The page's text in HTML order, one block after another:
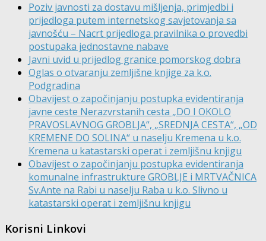
Poziv javnosti za dostavu mišljenja, primjedbi i
prijedloga putem internetskog savjetovanja sa
javnošću – Nacrt prijedloga pravilnika o provedbi
postupaka jednostavne nabave
Javni uvid u prijedlog granice pomorskog dobra
Oglas o otvaranju zemljišne knjige za k.o.
Podgradina
Obavijest o započinjanju postupka evidentiranja
javne ceste Nerazvrstanih cesta „DO I OKOLO
PRAVOSLAVNOG GROBLJA“, „SREDNJA CESTA“, „OD
KREMENE DO SOLINA“ u naselju Kremena u k.o.
Kremena u katastarski operat i zemljišnu knjigu
Obavijest o započinjanju postupka evidentiranja
komunalne infrastrukture GROBLJE i MRTVAČNICA
Sv.Ante na Rabi u naselju Raba u k.o. Slivno u
katastarski operat i zemljišnu knjigu
Korisni Linkovi